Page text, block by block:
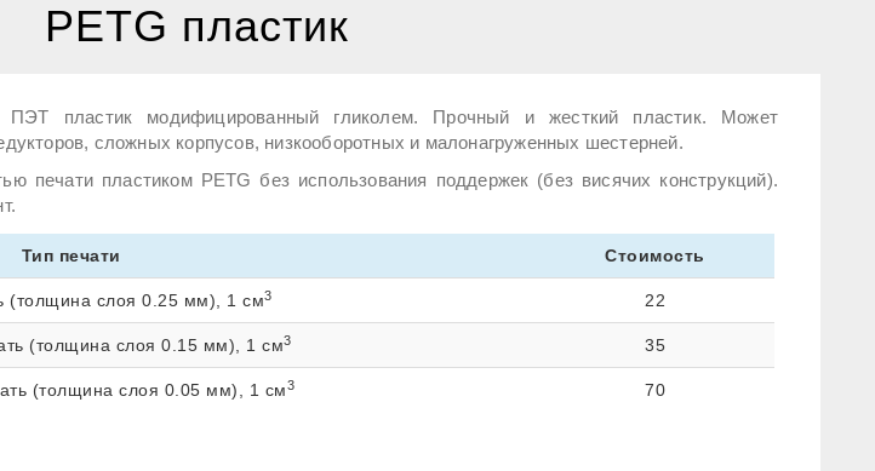
PETG пластик
– ПЭТ пластик модифицированный гликолем. Прочный и жесткий пластик. Может
сложных корпусов, низкооборотных и малонагруженных шестерней.
печати пластиком PETG без использования поддержек (без висячих конструкций).
Тип печати Стоимость
(толщина слоя 0.25 мм), 1 см3 22
(толщина слоя 0.15 мм), 1 см3 35
(толщина слоя 0.05 мм), 1 см3 70